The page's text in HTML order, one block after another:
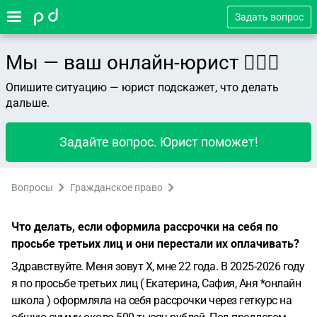
Задать вопрос
Мы — ваш онлайн-юрист 👨🏻‍⚖️
Опишите ситуацию — юрист подскажет, что делать
дальше.
Задайте вопрос. Юрист поможет!
Вопросы Гражданское право
Что делать, если оформила рассрочки на себя по
просьбе третьих лиц и они перестали их оплачивать?
Здравствуйте. Меня зовут Х, мне 22 года. В 2025-2026 году
я по просьбе третьих лиц ( Екатерина, Сафия, Аня *онлайн
школа ) оформляла на себя рассрочки через геткурс на